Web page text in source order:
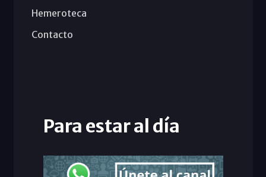
Hemeroteca
Contacto
Para estar al día